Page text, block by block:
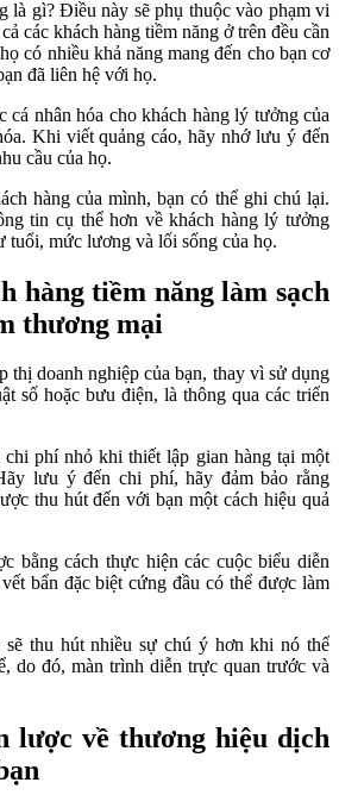
là gì? Điều này sẽ phụ thuộc vào phạm vi
các khách hàng tiềm năng ở trên đều cần
có nhiều khả năng mang đến cho bạn cơ
đã liên hệ với họ.
cá nhân hóa cho khách hàng lý tưởng của
Khi viết quảng cáo, hãy nhớ lưu ý đến
cầu của họ.
hàng của mình, bạn có thể ghi chú lại.
tin cụ thể hơn về khách hàng lý tưởng
tuổi, mức lương và lối sống của họ.
hàng tiềm năng làm sạch
thương mại
thị doanh nghiệp của bạn, thay vì sử dụng
số hoặc bưu điện, là thông qua các triển
chi phí nhỏ khi thiết lập gian hàng tại một
lưu ý đến chi phí, hãy đảm bảo rằng
thu hút đến với bạn một cách hiệu quả
bằng cách thực hiện các cuộc biểu diễn
bẩn đặc biệt cứng đầu có thể được làm
thu hút nhiều sự chú ý hơn khi nó thể
do đó, màn trình diễn trực quan trước và
lược về thương hiệu dịch